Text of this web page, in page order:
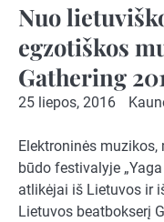
Nuo
egzotiškos
Gathering
25 liepos, 2016
Elektroninės
būdo festivalyje
atlikėjai iš Lietuvos ir
Lietuvos beatbokserį